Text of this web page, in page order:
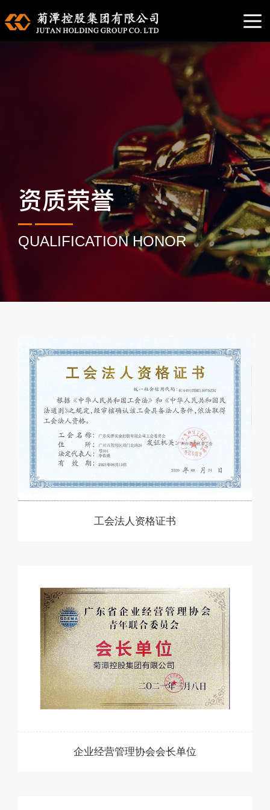
资质荣誉
QUALIFICATION HONOR
工会法人资格证书
企业经营管理协会会长单位